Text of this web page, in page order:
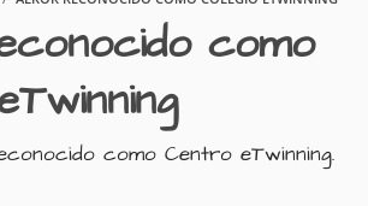
como
como Centro eTwinning.